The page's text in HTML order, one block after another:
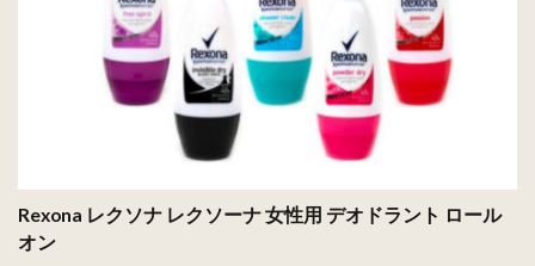
Rexona レクソナ レクソーナ 女性用 デオドラント ロール
オン